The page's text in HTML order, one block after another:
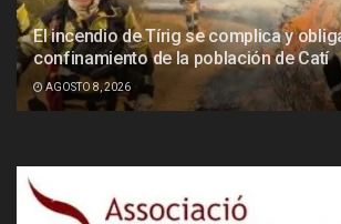
El incendio de Tírig se complica y
confinamiento de la población de Catí
AGOSTO 8, 2026